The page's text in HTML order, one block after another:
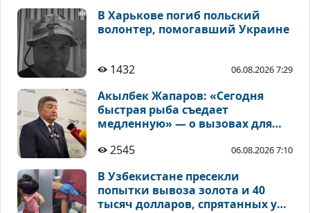
В Харькове погиб польский
волонтер, помогавший Украине
1432 06.08.2026 7:29
Акылбек Жапаров: «Сегодня
быстрая рыба съедает
медленную» — о вызовах для
2545
06.08.2026 7:10
В Узбекистане пресекли
попытки вывоза золота и 40
тысяч долларов, спрятанных у